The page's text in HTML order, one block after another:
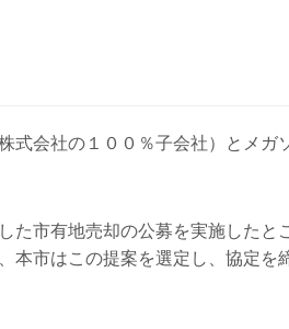
会社の１００％子会社）とメガ
市有地売却の公募を実施したと
本市はこの提案を選定し、協定を